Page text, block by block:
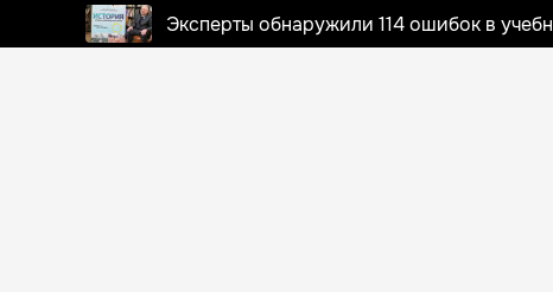
Эксперты обнаружили 114 ошибок в